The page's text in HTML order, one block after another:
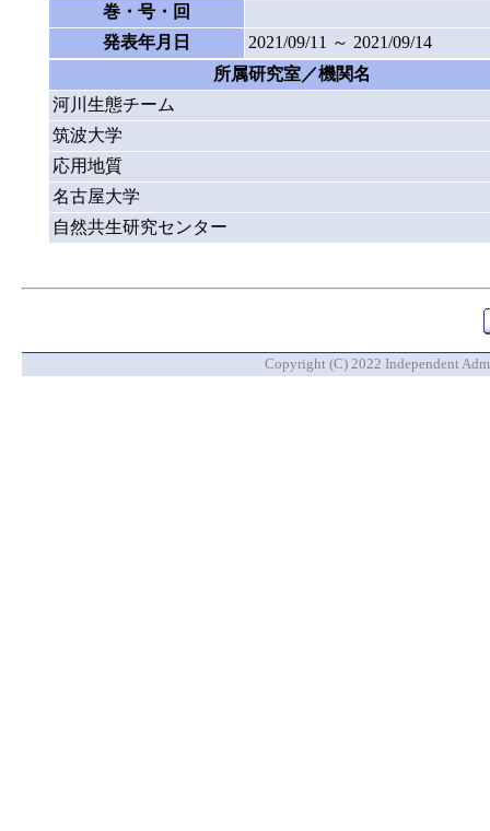
巻・号・回
発表年月日
2021/09/11 ～ 2021/09/14
所属研究室／機関名
河川生態チーム
筑波大学
応用地質
名古屋大学
自然共生研究センター
Copyright (C) 2022 Independent